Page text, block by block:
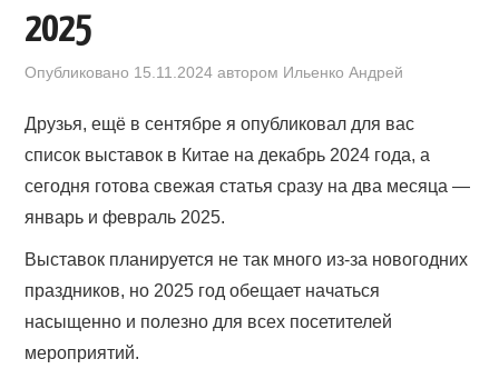
УСЛУГИ ПО БИЗНЕСУ С КИТАЕМ |
OPENCHINA
ТОВАРЫ ИЗ КИТАЯ
СТАТЬИ
2025
Опубликовано 15.11.2024 автором Ильенко Андрей
Друзья, ещё в сентябре я опубликовал для вас
список выставок в Китае на декабрь 2024 года, а
сегодня готова свежая статья сразу на два месяца —
январь и февраль 2025.
Выставок планируется не так много из-за новогодних
праздников, но 2025 год обещает начаться
насыщенно и полезно для всех посетителей
мероприятий.